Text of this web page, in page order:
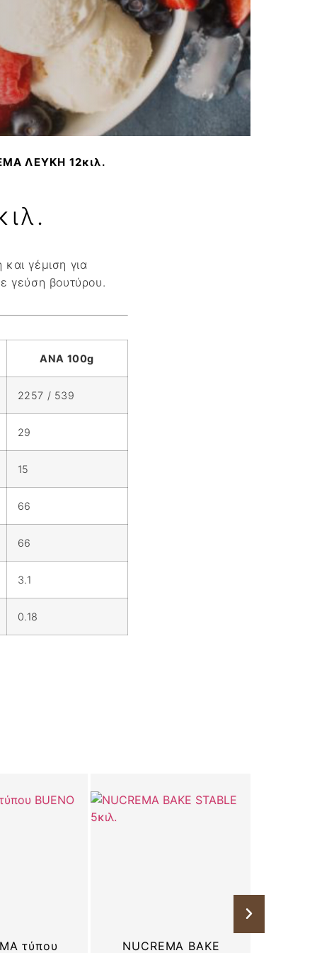
ΛΕΥΚΗ 12κιλ.
γέμιση για
γεύση βουτύρου.
ΑΝΑ 100g
2257 / 539
29
15
66
66
3.1
0.18
τύπου
NUCREMA BAKE